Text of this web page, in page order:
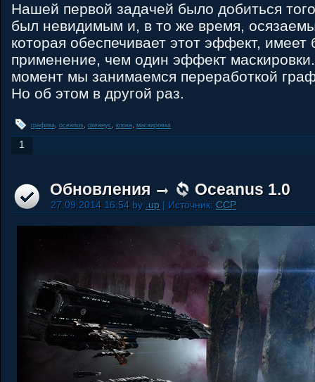
Нашей первой задачей было добиться
был невидимым и, в то же время,
которая обеспечивает этот эффект,
применение, чем один эффект
момент мы занимаемся переработкой
Но об этом в другой раз.
графика oceanus океанус клока маскировка
1
Обновления Oceanus 1.0
27.09.2014 16:54 by .up | Источник: CCP